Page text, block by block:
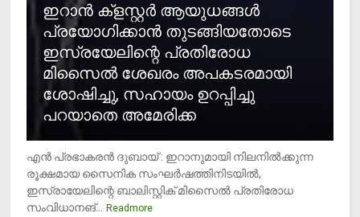
ഇറാന്‍ ക്‌ളസ്റ്റര്‍ ആയുധങ്ങള്‍
പ്രയോഗിക്കാന്‍ തുടങ്ങിയതോടെ
ഇസ്രയേലിന്റെ പ്രതിരോധ
മിസൈല്‍ ശേഖരം അപകടരമായി
ശോഷിച്ചു, സഹായം ഉറപ്പിച്ചു
പറയാതെ അമേരിക്ക
എന്‍ പ്രഭാകരന്‍ ദുബായ് : ഇറാനുമായി നിലനില്‍ക്കുന്ന
രൂക്ഷമായ സൈനിക സംഘര്‍ഷത്തിനിടയില്‍,
ഇസ്രായേലിന്റെ ബാലിസ്റ്റിക് മിസൈല്‍ പ്രതിരോധ
സംവിധാനങ്... Readmore